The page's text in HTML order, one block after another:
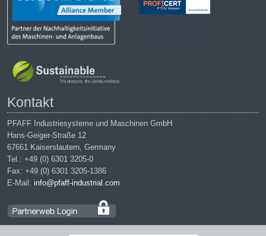
Kontakt
PFAFF Industriesysteme und Maschinen GmbH
Hans-Geiger-Straße 12
67661 Kaiserslautern, Germany
Tel.: +49 (0) 6301 3205-0
Fax: +49 (0) 6301 3205-1386
E-Mail: info@pfaff-industrial.com